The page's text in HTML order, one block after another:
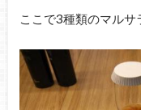
ここで3種類のマルサ